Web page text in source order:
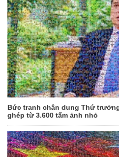
Bức tranh chân dung Thứ
ghép từ 3.600 tấm ảnh nhỏ